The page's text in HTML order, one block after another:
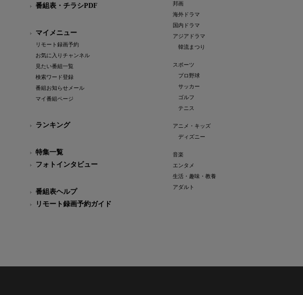
番組表・チラシPDF
マイメニュー
リモート録画予約
お気に入りチャンネル
見たい番組一覧
検索ワード登録
番組お知らせメール
マイ番組ページ
ランキング
特集一覧
フォトインタビュー
番組表ヘルプ
リモート録画予約ガイド
邦画
海外ドラマ
国内ドラマ
アジアドラマ
韓流まつり
スポーツ
プロ野球
サッカー
ゴルフ
テニス
アニメ・キッズ
ディズニー
音楽
エンタメ
生活・趣味・教養
アダルト